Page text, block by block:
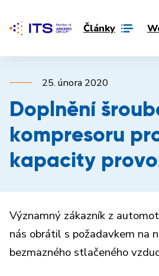
Články
25. února 2020
Doplnění
kompresoru
kapacity
Významný zákazník z
nás obrátil s požadavkem na
bezmazného stlačeného